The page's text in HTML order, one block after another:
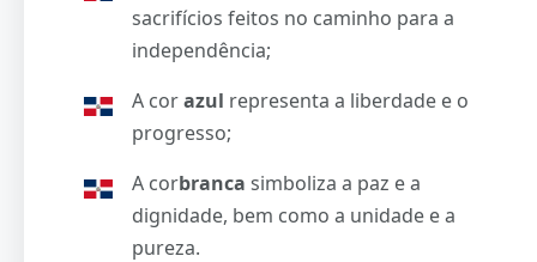
sacrifícios feitos no caminho para a
independência;
A corazul representa a liberdade e o
progresso;
A corbranca simboliza a paz e a
dignidade, bem como a unidade e a
pureza.